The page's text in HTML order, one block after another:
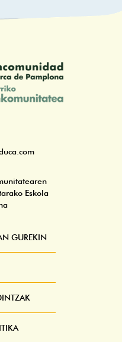
Eskola
GUREKIN